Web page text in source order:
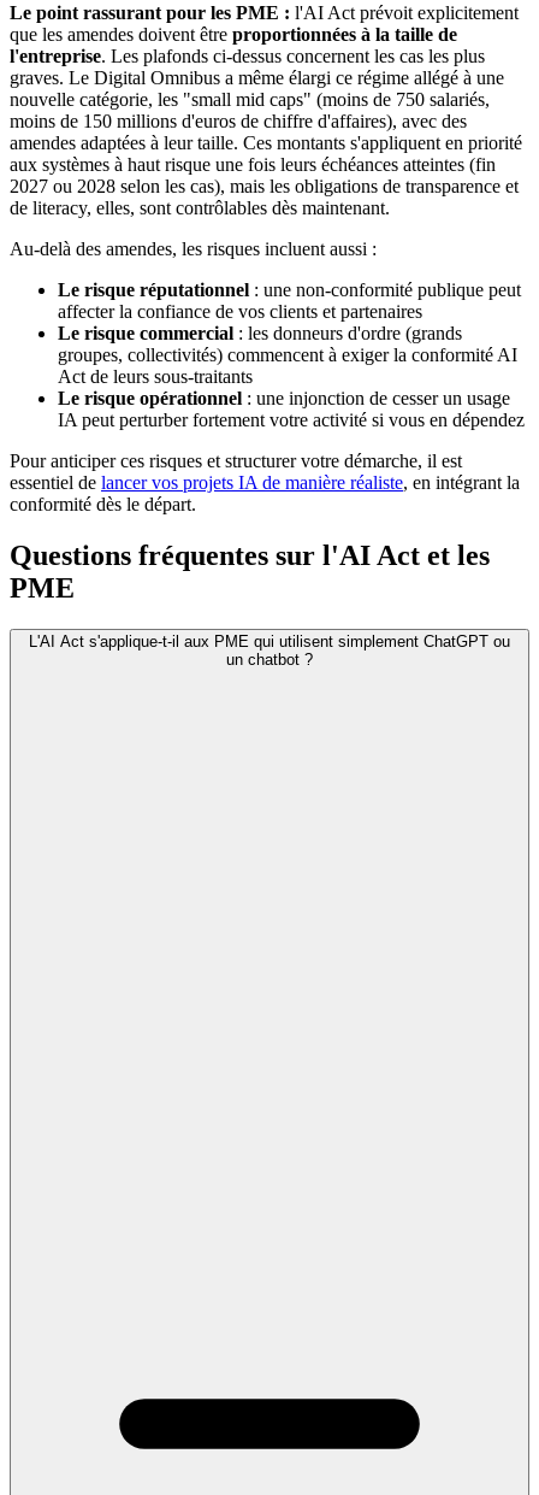
Le point rassurant pour les PME : l'AI Act prévoit explicitement
que les amendes doivent être proportionnées à la taille de
l'entreprise. Les plafonds ci-dessus concernent les cas les plus
graves. Le Digital Omnibus a même élargi ce régime allégé à une
nouvelle catégorie, les "small mid caps" (moins de 750 salariés,
moins de 150 millions d'euros de chiffre d'affaires), avec des
amendes adaptées à leur taille. Ces montants s'appliquent en priorité
aux systèmes à haut risque une fois leurs échéances atteintes (fin
2027 ou 2028 selon les cas), mais les obligations de transparence et
de literacy, elles, sont contrôlables dès maintenant.
Au-delà des amendes, les risques incluent aussi :
Le risque réputationnel : une non-conformité publique peut
affecter la confiance de vos clients et partenaires
Le risque commercial : les donneurs d'ordre (grands
groupes, collectivités) commencent à exiger la conformité AI
Act de leurs sous-traitants
Le risque opérationnel : une injonction de cesser un usage
IA peut perturber fortement votre activité si vous en dépendez
Pour anticiper ces risques et structurer votre démarche, il est
essentiel de lancer vos projets IA de manière réaliste, en intégrant la
conformité dès le départ.
Questions fréquentes sur l'AI Act et les
PME
L'AI Act s'applique-t-il aux PME qui utilisent simplement ChatGPT ou
un chatbot ?